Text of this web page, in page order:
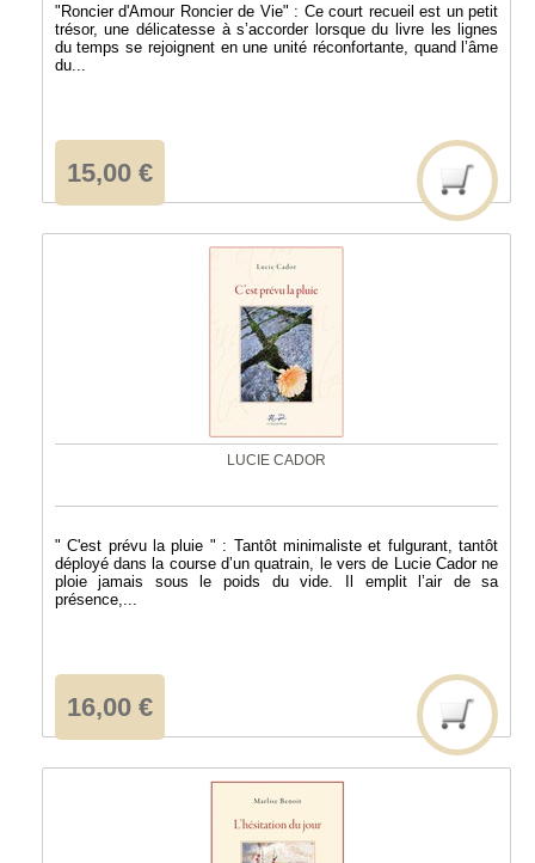
"Roncier d'Amour Roncier de Vie" : Ce court recueil est un petit
trésor, une délicatesse à s’accorder lorsque du livre les lignes
du temps se rejoignent en une unité réconfortante, quand l’âme
du...
15,00 €
LUCIE CADOR
" C'est prévu la pluie " : Tantôt minimaliste et fulgurant, tantôt
déployé dans la course d’un quatrain, le vers de Lucie Cador ne
ploie jamais sous le poids du vide. Il emplit l’air de sa
présence,...
16,00 €